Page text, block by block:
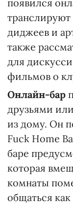
появился
диджеев и
также
для
фильмов о
Онлайн-бар
друзьями
из дому. Он
Fuck Home
баре
которая
комнаты
общаться